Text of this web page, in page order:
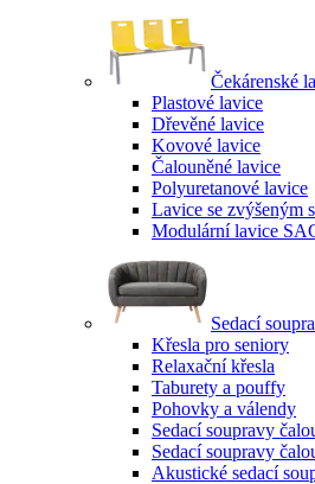
Čekárenské
Plastové lavice
Dřevěné lavice
Kovové lavice
Čalouněné lavice
Polyuretanové lavice
Lavice se zvýšeným
Modulární lavice
Sedací
Křesla pro seniory
Relaxační křesla
Taburety a pouffy
Pohovky a válendy
Sedací soupravy
Sedací soupravy
Akustické sedací